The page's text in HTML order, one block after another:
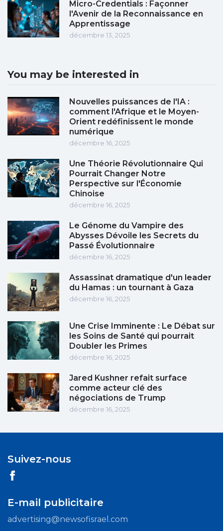
Micro-Credentials : Façonner
l'Avenir de la Reconnaissance en
Apprentissage
décembre 13, 2025
You may be interested in
Nouvelles puissances de l'IA :
comment l'Afrique et le Moyen-
Orient redéfinissent le monde
numérique
décembre 16, 2025
Une Théorie Révolutionnaire Qui
Pourrait Changer Notre
Perspective sur l'Économie
Chinoise
décembre 16, 2025
Le Génome du Vampire des
Abysses Dévoile les Secrets du
Passé Évolutionnaire
décembre 16, 2025
Assassinat dramatique d'un leader
du Hamas : un tournant à Gaza
décembre 16, 2025
Une Crise Imminente : Le Débat sur
les Soins de Santé qui pourrait
Doubler les Primes
décembre 16, 2025
Jared Kushner refait surface
comme acteur clé des
négociations de Trump
décembre 16, 2025
Suivez-nous
E-mail publicitaire
advertising@newsofisrael.com